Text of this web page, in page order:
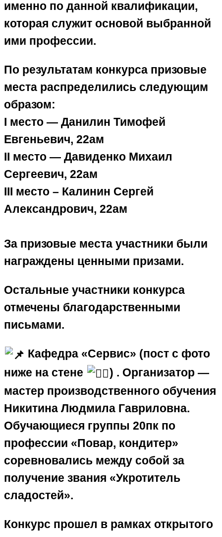
именно по данной квалификации,
которая служит основой выбранной
ими профессии.
По результатам конкурса призовые
места распределились следующим
образом:
I место — Данилин Тимофей
Евгеньевич, 22ам
II место — Давиденко Михаил
Сергеевич, 22ам
III место – Калинин Сергей
Александрович, 22ам
За призовые места участники были
награждены ценными призами.
​Остальные участники конкурса
отмечены благодарственными
письмами.
Кафедра «Сервис» (пост с фото
ниже на стене
) . Организатор —
мастер производственного обучения
Никитина Людмила Гавриловна.
Обучающиеся группы 20пк по
профессии «Повар, кондитер»
соревновались между собой за
получение звания «Укротитель
сладостей».
​Конкурс прошел в рамках открытого